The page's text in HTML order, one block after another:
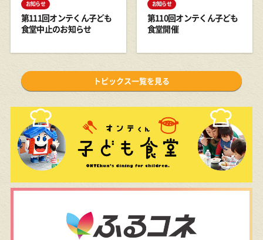
担当：さいたま支店
業の報告お丁寧に書いてくださり安心でした。
担当：兵庫支店
2026年7月15日
担当の方皆様が親切でした。一つ一つ丁寧な説
明があり、安心してお任せできました。今後も
お世話になると思います。
担当：阪和支店
2026年7月14日
不安な点は何度も丁寧に説明してくれたので安
お知らせ
第111回オンテくん子ども
食堂中止のお知らせ
お知らせ
第110回オンテくん子ども
食堂開催
トピックス一覧を見る